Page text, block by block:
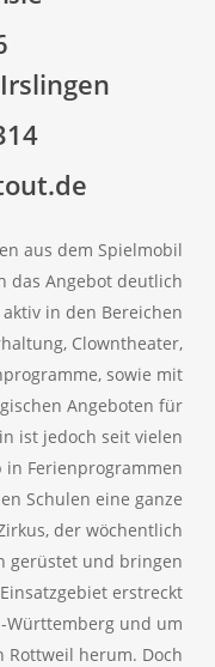
aus dem Spielmobil
das Angebot deutlich
in den Bereichen
Clowntheater,
sowie mit
Angeboten für
ist jedoch seit vielen
in Ferienprogrammen
Schulen eine ganze
der wöchentlich
gerüstet und bringen
erstreckt
Württemberg und um
Rottweil herum. Doch